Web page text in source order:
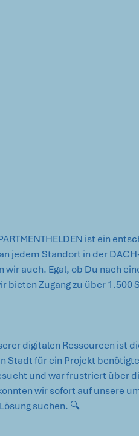
ist ein
jedem Standort in der
auch. Egal, ob Du nach
bieten Zugang zu über 1.500
digitalen Ressourcen ist
Stadt für ein Projekt
und war frustriert über
wir sofort auf unsere
suchen. 🔍